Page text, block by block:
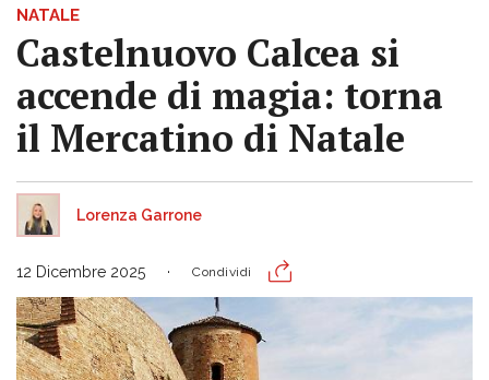
NATALE
Castelnuovo Calcea si
accende di magia: torna
il Mercatino di Natale
Lorenza Garrone
12 Dicembre 2025 Condividi